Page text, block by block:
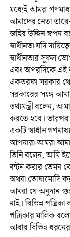
মধ্যেই আমরা
আমাদের নেতা
জহির উদ্দিন
স্বাধীনতা যদি
স্বাধীনতার সুফল
এবং অপরদিকে এই
একতরফা সরকার
সরকারের সঙ্গে
তথ্যমন্ত্রী বলেন,
করতে হবে।
একটি স্বাধীন
আপনারা-আমরা
তিনি বলেন, আমি
বন্টন করার তেমন
অথবা তোষামোদি
আমরা যে অনুদান
নাই। বিভিন্ন
পত্রিকার মালিক
আবার বিভিন্ন